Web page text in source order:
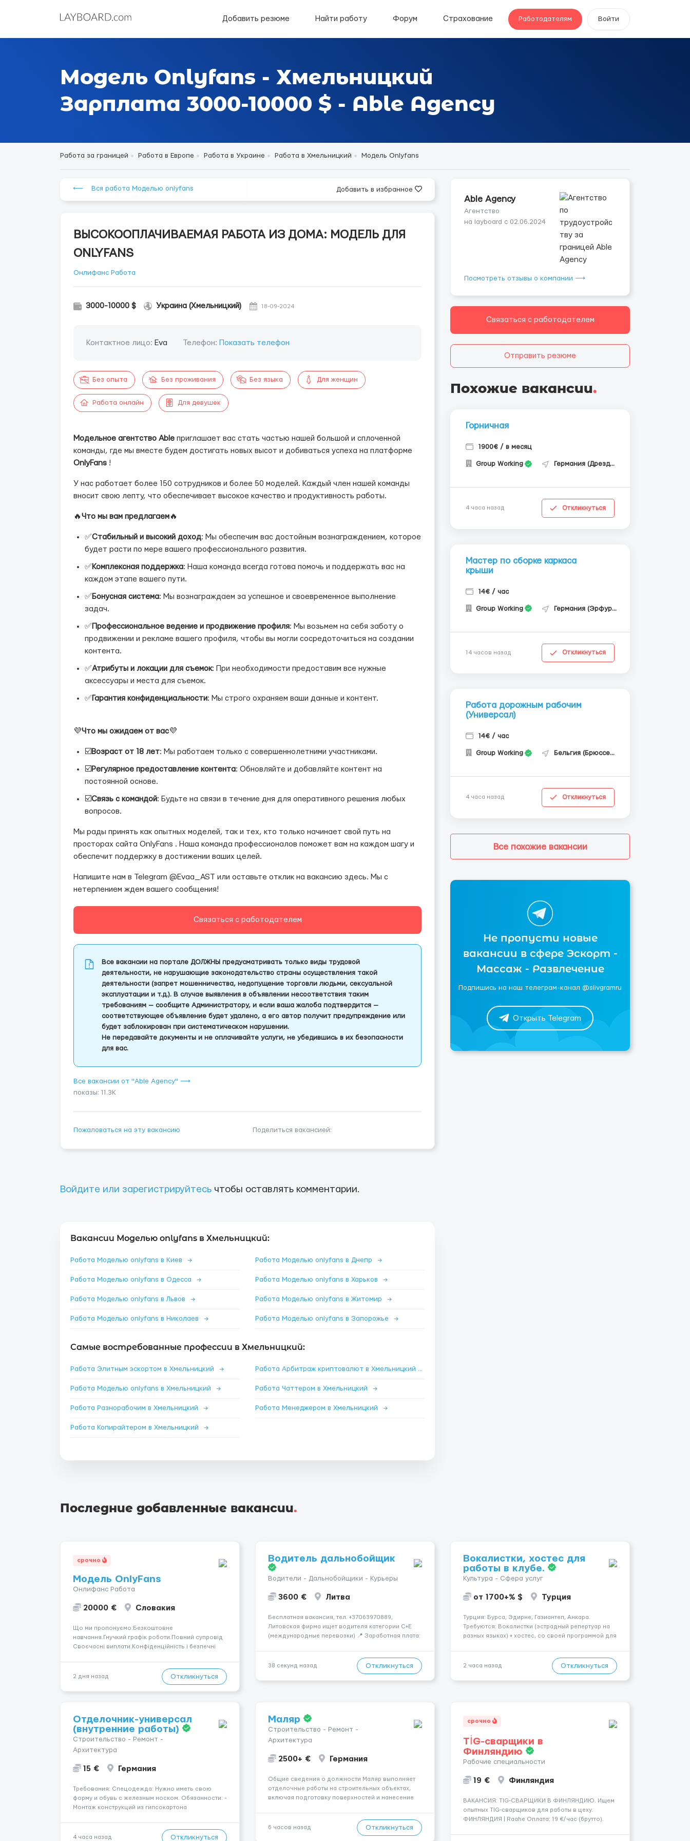
Добавить резюме Найти работу Форум Страхование Работодателям Войти
Модель Onlyfans - Хмельницкий
Зарплата 3000-10000 $ - Able Agency
Работа за границей Работа в Европе Работа в Украине Работа в Хмельницкий Модель Onlyfans
⟵ Вся работа Моделью onlyfans Добавить в избранное
ВЫСОКООПЛАЧИВАЕМАЯ РАБОТА ИЗ ДОМА: МОДЕЛЬ ДЛЯ
ONLYFANS
Онлифанс Работа
3000-10000 $ Украина (Хмельницкий) 18-09-2024
Контактное лицо: Eva Телефон: Показать телефон
Без опыта Без проживания Без языка Для женщин
Работа онлайн Для девушек
Модельное агентство Able приглашает вас стать частью нашей большой и сплоченной
команды, где мы вместе будем достигать новых высот и добиваться успеха на платформе
OnlyFans !
У нас работает более 150 сотрудников и более 50 моделей. Каждый член нашей команды
вносит свою лепту, что обеспечивает высокое качество и продуктивность работы.
🔥 Что мы вам предлагаем 🔥
✅Стабильный и высокий доход: Мы обеспечим вас достойным вознаграждением, которое
будет расти по мере вашего профессионального развития.
✅ Комплексная поддержка: Наша команда всегда готова помочь и поддержать вас на
каждом этапе вашего пути.
✅ Бонусная система: Мы вознаграждаем за успешное и своевременное выполнение
задач.
✅ Профессиональное ведение и продвижение профиля: Мы возьмем на себя заботу о
продвижении и рекламе вашего профиля, чтобы вы могли сосредоточиться на создании
контента.
✅Атрибуты и локации для съемок: При необходимости предоставим все нужные
аксессуары и места для съемок.
✅ Гарантия конфиденциальности: Мы строго охраняем ваши данные и контент.
💜Что мы ожидаем от вас💜
☑️ Возраст от 18 лет: Мы работаем только с совершеннолетними участниками.
☑️ Регулярное предоставление контента: Обновляйте и добавляйте контент на
постоянной основе.
☑️Связь с командой: Будьте на связи в течение дня для оперативного решения любых
вопросов.
Мы рады принять как опытных моделей, так и тех, кто только начинает свой путь на
просторах сайта OnlyFans . Наша команда профессионалов поможет вам на каждом шагу и
обеспечит поддержку в достижении ваших целей.
Напишите нам в Telegram @Evaa_AST или оставьте отклик на вакансию здесь. Мы с
нетерпением ждем вашего сообщения!
Связаться с работодателем
Все вакансии на портале ДОЛЖНЫ предусматривать только виды трудовой
деятельности, не нарушающие законодательство страны осуществления такой
деятельности (запрет мошенничества, недопущение торговли людьми, сексуальной
эксплуатации и т.д.). В случае выявления в объявлении несоответствия таким
требованиям — сообщите Администратору, и если ваша жалоба подтвердится —
соответствующее объявление будет удалено, а его автор получит предупреждение или
будет заблокирован при систематическом нарушении.
Не передавайте документы и не оплачивайте услуги, не убедившись в их безопасности
для вас.
Все вакансии от "Able Agency" ⟶
показы: 11.3K
Пожаловаться на эту вакансию Поделиться вакансией:
Войдите или зарегистрируйтесь чтобы оставлять комментарии.
Вакансии Моделью onlyfans в Хмельницкий:
Работа Моделью onlyfans в Киев → Работа Моделью onlyfans в Днепр →
Работа Моделью onlyfans в Одесса → Работа Моделью onlyfans в Харьков →
Работа Моделью onlyfans в Львов → Работа Моделью onlyfans в Житомир →
Работа Моделью onlyfans в Николаев → Работа Моделью onlyfans в Запорожье →
Самые востребованные профессии в Хмельницкий:
Работа Элитным эскортом в Хмельницкий → Работа Арбитраж криптовалют в Хмельницкий→
Работа Моделью onlyfans в Хмельницкий → Работа Чаттером в Хмельницкий →
Работа Разнорабочим в Хмельницкий → Работа Менеджером в Хмельницкий →
Работа Копирайтером в Хмельницкий →
Able Agency
Агентство
на layboard с 02.06.2024
Посмотреть отзывы о компании ⟶
Связаться с работодателем
Отправить резюме
Похожие вакансии.
Горничная
1900€ / в месяц
Group Working Германия (Дрезден)
4 часа назад Откликнуться
Мастер по сборке каркаса
крыши
14€ / час
Group Working Германия (Эрфурт)
14 часов назад Откликнуться
Работа дорожным рабочим
(Универсал)
14€ / час
Group Working Бельгия (Брюссель)
4 часа назад Откликнуться
Все похожие вакансии
Не пропусти новые
вакансии в сфере Эскорт -
Массаж - Развлечение
Подпишись на наш телеграм-канал @slivgramru
Открыть Telegram
Последние добавленные вакансии.
срочно
Модель OnlyFans
Онлифанс Работа
20000 € Словакия
Що ми пропонуємо:Безкоштовне
навчання.Гнучкий графік роботи.Повний супровід
Своєчасні виплати.Конфіденційність і безпечні
розвиватися.Досвід не обов’язковий.Якщо вас
зацікавила вакансія — залишайте відгук, і ми
зв’яжемося ...
2 дня назад Откликнуться
Водитель дальнобойщик
Водители - Дальнобойщики - Курьеры
3600 € Литва
Бесплатная вакансия, тел. +37063970889,
Литовская фирма ищет водителя категории C+E
(международные перевозки) 📍 Заработная плата:
рефрижераторах. В среднем 400–500 км в день.
38 секунд назад Откликнуться
Вокалистки, хостес для
работы в клубе.
Культура - Сфера услуг
от 1700+% $ Турция
Турция: Бурса, Эдирне, Газиантеп, Анкара.
Требуются: Вокалистки (эстрадный репертуар на
разных языках) + хостеc, со своей программой для
трех месяцев. Мед. страховка. Высокая зарплат...
2 часа назад Откликнуться
Отделочник-универсал
(внутренние работы)
Строительство - Ремонт -
Архитектура
15 € Германия
Требования: Спецодежда: Нужно иметь свою
форму и обувь с железным носком. Обязанности: -
Монтаж конструкций из гипсокартона
Выполнение малярных работ (шпатлевка,
4 часа назад Откликнуться
Маляр
Строительство - Ремонт -
Архитектура
2500+ € Германия
Общие сведения о должности Маляр выполняет
отделочные работы на строительных объектах,
включая подготовку поверхностей и нанесение
на месте, приглашения делаем только для
профессионалов с доказательным портф...
6 часов назад Откликнуться
срочно
TİG-сварщики в
Финляндию
Рабочие специальности
19 € Финляндия
​​ВАКАНСИЯ: TIG-СВАРЩИКИ В ФИНЛЯНДИЮ. Ищем
опытных TIG-сварщиков для работы в цеху.
ФИНЛЯНДИЯ | Raahe Оплата: 19 €/час (брутто).